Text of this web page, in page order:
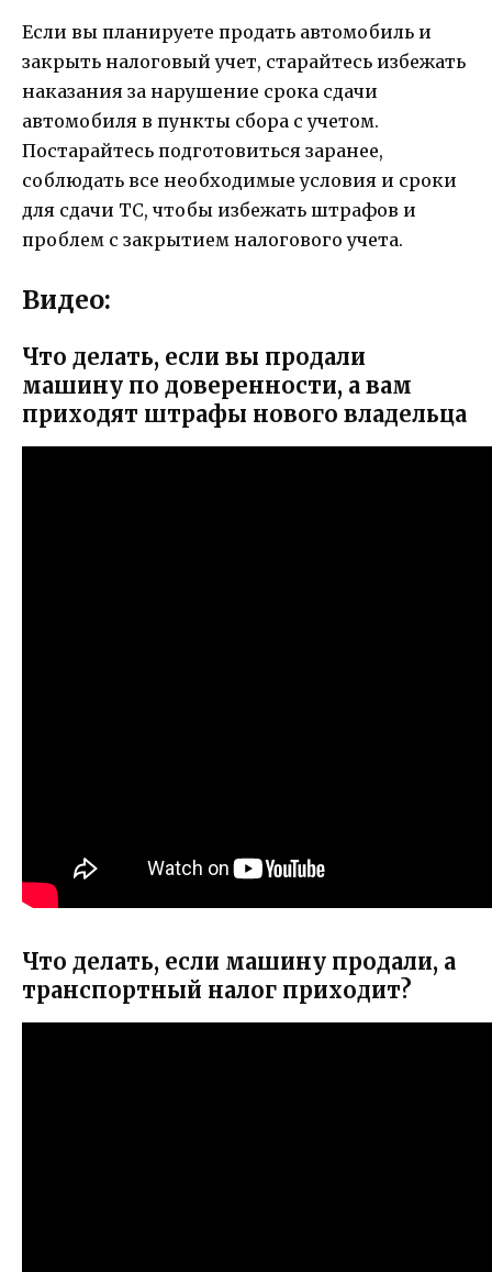
Если вы планируете продать автомобиль и
закрыть налоговый учет, старайтесь избежать
наказания за нарушение срока сдачи
автомобиля в пункты сбора с учетом.
Постарайтесь подготовиться заранее,
соблюдать все необходимые условия и сроки
для сдачи ТС, чтобы избежать штрафов и
проблем с закрытием налогового учета.
Видео:
Что делать, если вы продали
машину по доверенности, а вам
приходят штрафы нового владельца
Что делать, если машину продали, а
транспортный налог приходит?